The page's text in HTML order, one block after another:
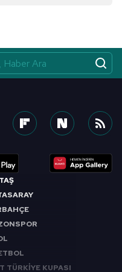
TÜRKİYE KUPASI